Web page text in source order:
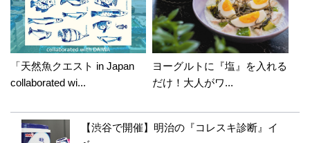
「天然魚クエスト in Japan
collaborated wi...
ヨーグルトに『塩』を入れる
だけ！大人がワ...
【渋谷で開催】明治の『コレスキ診断』イ